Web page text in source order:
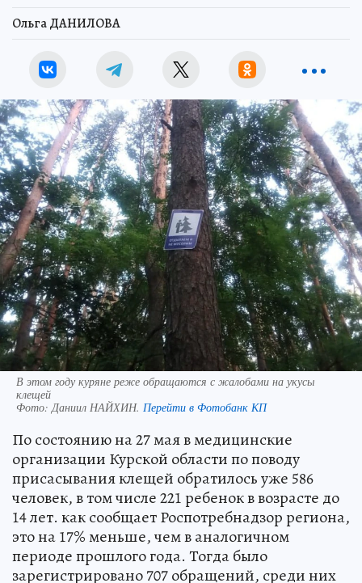
Ольга ДАНИЛОВА
В этом году куряне реже обращаются с жалобами на укусы
клещей
Фото:Даниил НАЙХИН. Перейти в Фотобанк КП
По состоянию на 27 мая в медицинские
организации Курской области по поводу
присасывания клещей обратилось уже 586
человек, в том числе 221 ребенок в возрасте до
14 лет. как сообщает Роспотребнадзор региона,
это на 17% меньше, чем в аналогичном
периоде прошлого года. Тогда было
зарегистрировано 707 обращений, среди них